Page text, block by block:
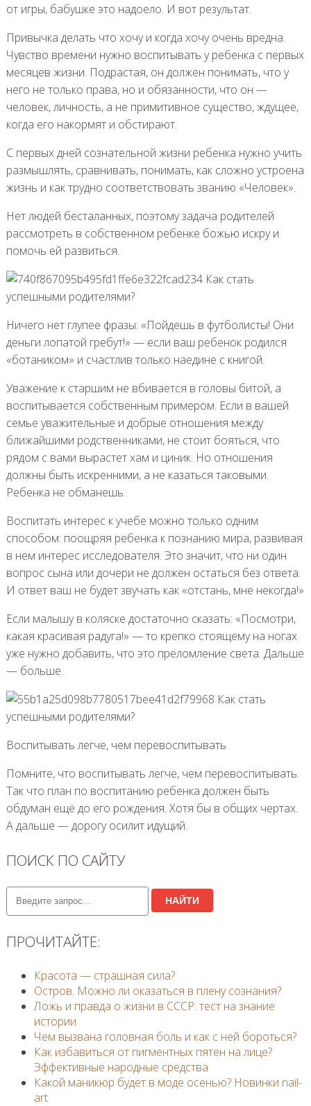
от игры, бабушке это надоело. И вот результат.
Привычка делать что хочу и когда хочу очень вредна.
Чувство времени нужно воспитывать у ребенка с первых
месяцев жизни. Подрастая, он должен понимать, что у
него не только права, но и обязанности, что он —
человек, личность, а не примитивное существо, ждущее,
когда его накормят и обстирают.
С первых дней сознательной жизни ребенка нужно учить
размышлять, сравнивать, понимать, как сложно устроена
жизнь и как трудно соответствовать званию «Человек».
Нет людей бесталанных, поэтому задача родителей
рассмотреть в собственном ребенке божью искру и
помочь ей развиться.
Ничего нет глупее фразы: «Пойдешь в футболисты! Они
деньги лопатой гребут!» — если ваш ребенок родился
«ботаником» и счастлив только наедине с книгой.
Уважение к старшим не вбивается в головы битой, а
воспитывается собственным примером. Если в вашей
семье уважительные и добрые отношения между
ближайшими родственниками, не стоит бояться, что
рядом с вами вырастет хам и циник. Но отношения
должны быть искренними, а не казаться таковыми.
Ребенка не обманешь.
Воспитать интерес к учебе можно только одним
способом: поощряя ребенка к познанию мира, развивая
в нем интерес исследователя. Это значит, что ни один
вопрос сына или дочери не должен остаться без ответа.
И ответ ваш не будет звучать как «отстань, мне некогда!»
Если малышу в коляске достаточно сказать: «Посмотри,
какая красивая радуга!» — то крепко стоящему на ногах
уже нужно добавить, что это преломление света. Дальше
— больше.
Воспитывать легче, чем перевоспитывать
Помните, что воспитывать легче, чем перевоспитывать.
Так что план по воспитанию ребенка должен быть
обдуман ещё до его рождения. Хотя бы в общих чертах.
А дальше — дорогу осилит идущий.
ПОИСК ПО САЙТУ
НАЙТИ
ПРОЧИТАЙТЕ:
Красота — страшная сила?
Остров. Можно ли оказаться в плену сознания?
Ложь и правда о жизни в СССР: тест на знание
истории
Чем вызвана головная боль и как с ней бороться?
Как избавиться от пигментных пятен на лице?
Эффективные народные средства
Какой маникюр будет в моде осенью? Новинки nail-
art